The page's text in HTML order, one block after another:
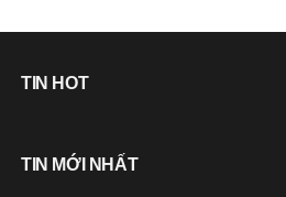
TIN HOT
TIN MỚI NHẤT